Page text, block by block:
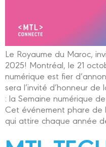
Le Royaume du Maroc,
2025! Montréal, le 21
numérique est fier
sera l’invité d’honneur
: la Semaine numérique
Cet événement phare de
qui attire chaque année